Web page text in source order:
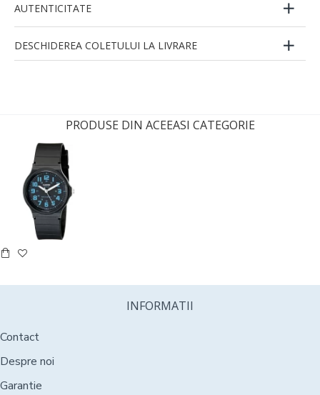
AUTENTICITATE
DESCHIDEREA COLETULUI LA LIVRARE
PRODUSE DIN ACEEASI CATEGORIE
INFORMATII
Contact
Despre noi
Garantie